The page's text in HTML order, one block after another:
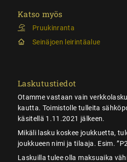
Katso myös
Pruukinranta
Seinäjoen leirintäalue
Laskutustiedot
Otamme vastaan vain
kautta. Toimistolle tulleita
käsitellä 1.11.2021 jälkeen.
Mikäli lasku koskee joukkuetta,
joukkueen nimi ja tilaaja. Esim.
Laskuilla tulee olla maksuaika